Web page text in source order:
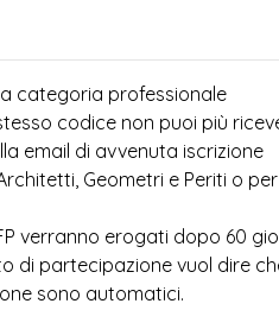
categoria professionale
codice non puoi più
email di avvenuta iscrizione
Geometri e Periti o
verranno erogati dopo 60
di partecipazione vuol dire
sono automatici.